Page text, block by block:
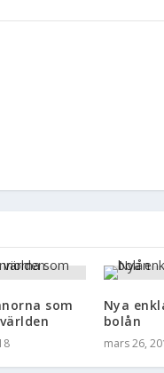
som
Nya
bolån
mars 26,